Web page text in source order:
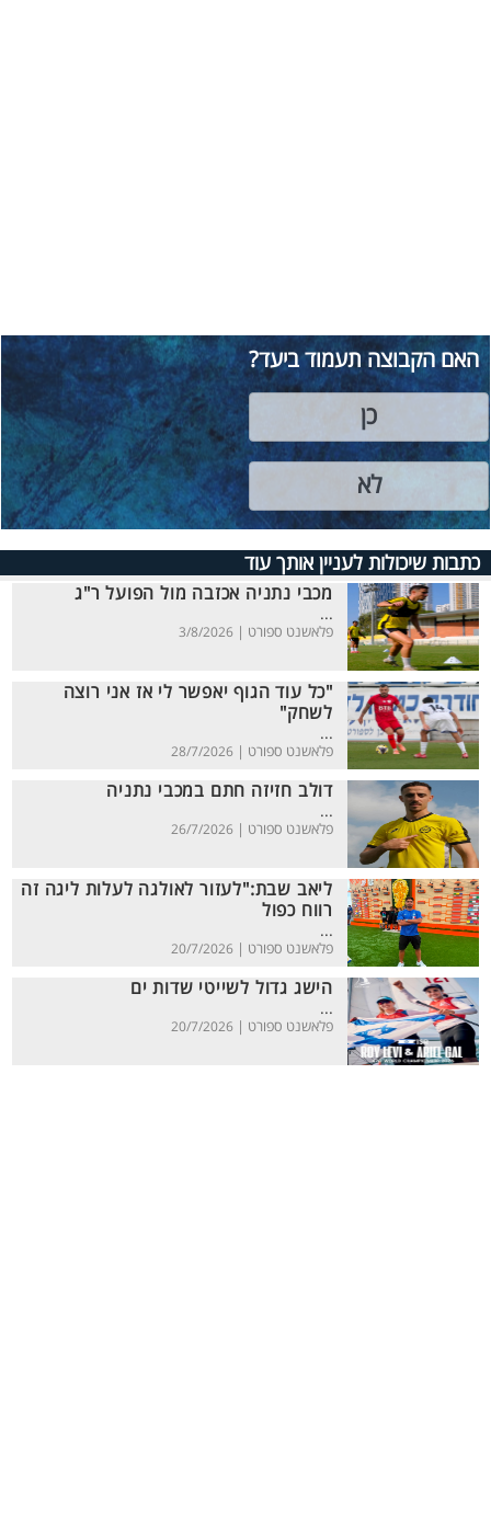
האם הקבוצה תעמוד ביעד?
כתבות שיכולות לעניין אותך עוד
מכבי נתניה אכזבה מול הפועל ר"ג
...
פלאשנט ספורט | 3/8/2026
"כל עוד הגוף יאפשר לי אז אני רוצה
לשחק"
...
פלאשנט ספורט | 28/7/2026
דולב חזיזה חתם במכבי נתניה
...
פלאשנט ספורט | 26/7/2026
ליאב שבת:"לעזור לאולגה לעלות ליגה זה
רווח כפול
...
פלאשנט ספורט | 20/7/2026
הישג גדול לשייטי שדות ים
...
פלאשנט ספורט | 20/7/2026